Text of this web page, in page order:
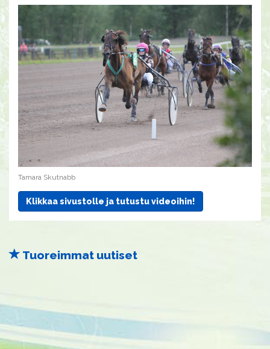
Tamara Skutnabb
Klikkaa sivustolle ja tutustu videoihin!
Tuoreimmat uutiset